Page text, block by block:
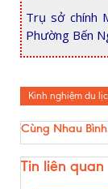
Trụ sở chính
Phường Bến
Kinh nghiệm du
Cùng Nhau
Tin liên quan